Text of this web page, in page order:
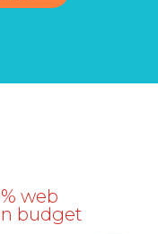
web
budget